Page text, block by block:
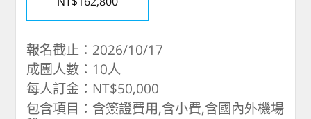
報名截止：2026/10/17
成團人數：10人
每人訂金：NT$50,000
包含項目：含簽證費用,含小費,含國內外機場